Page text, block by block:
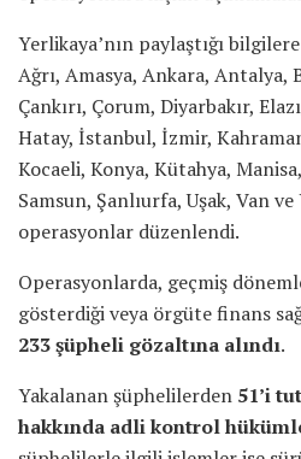
Yerlikaya’nın paylaştığı
Ağrı, Amasya, Ankara, Antalya,
Çankırı, Çorum, Diyarbakır,
Hatay, İstanbul, İzmir,
Kocaeli, Konya, Kütahya,
Samsun, Şanlıurfa, Uşak, Van
operasyonlar düzenlendi.
Operasyonlarda, geçmiş
gösterdiği veya örgüte finans
233 şüpheli gözaltına alındı.
Yakalanan şüphelilerden 51’i
hakkında adli kontrol